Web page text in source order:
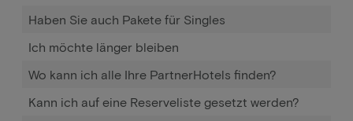
Haben Sie auch Pakete für Singles
Ich möchte länger bleiben
Wo kann ich alle Ihre PartnerHotels finden?
Kann ich auf eine Reserveliste gesetzt werden?